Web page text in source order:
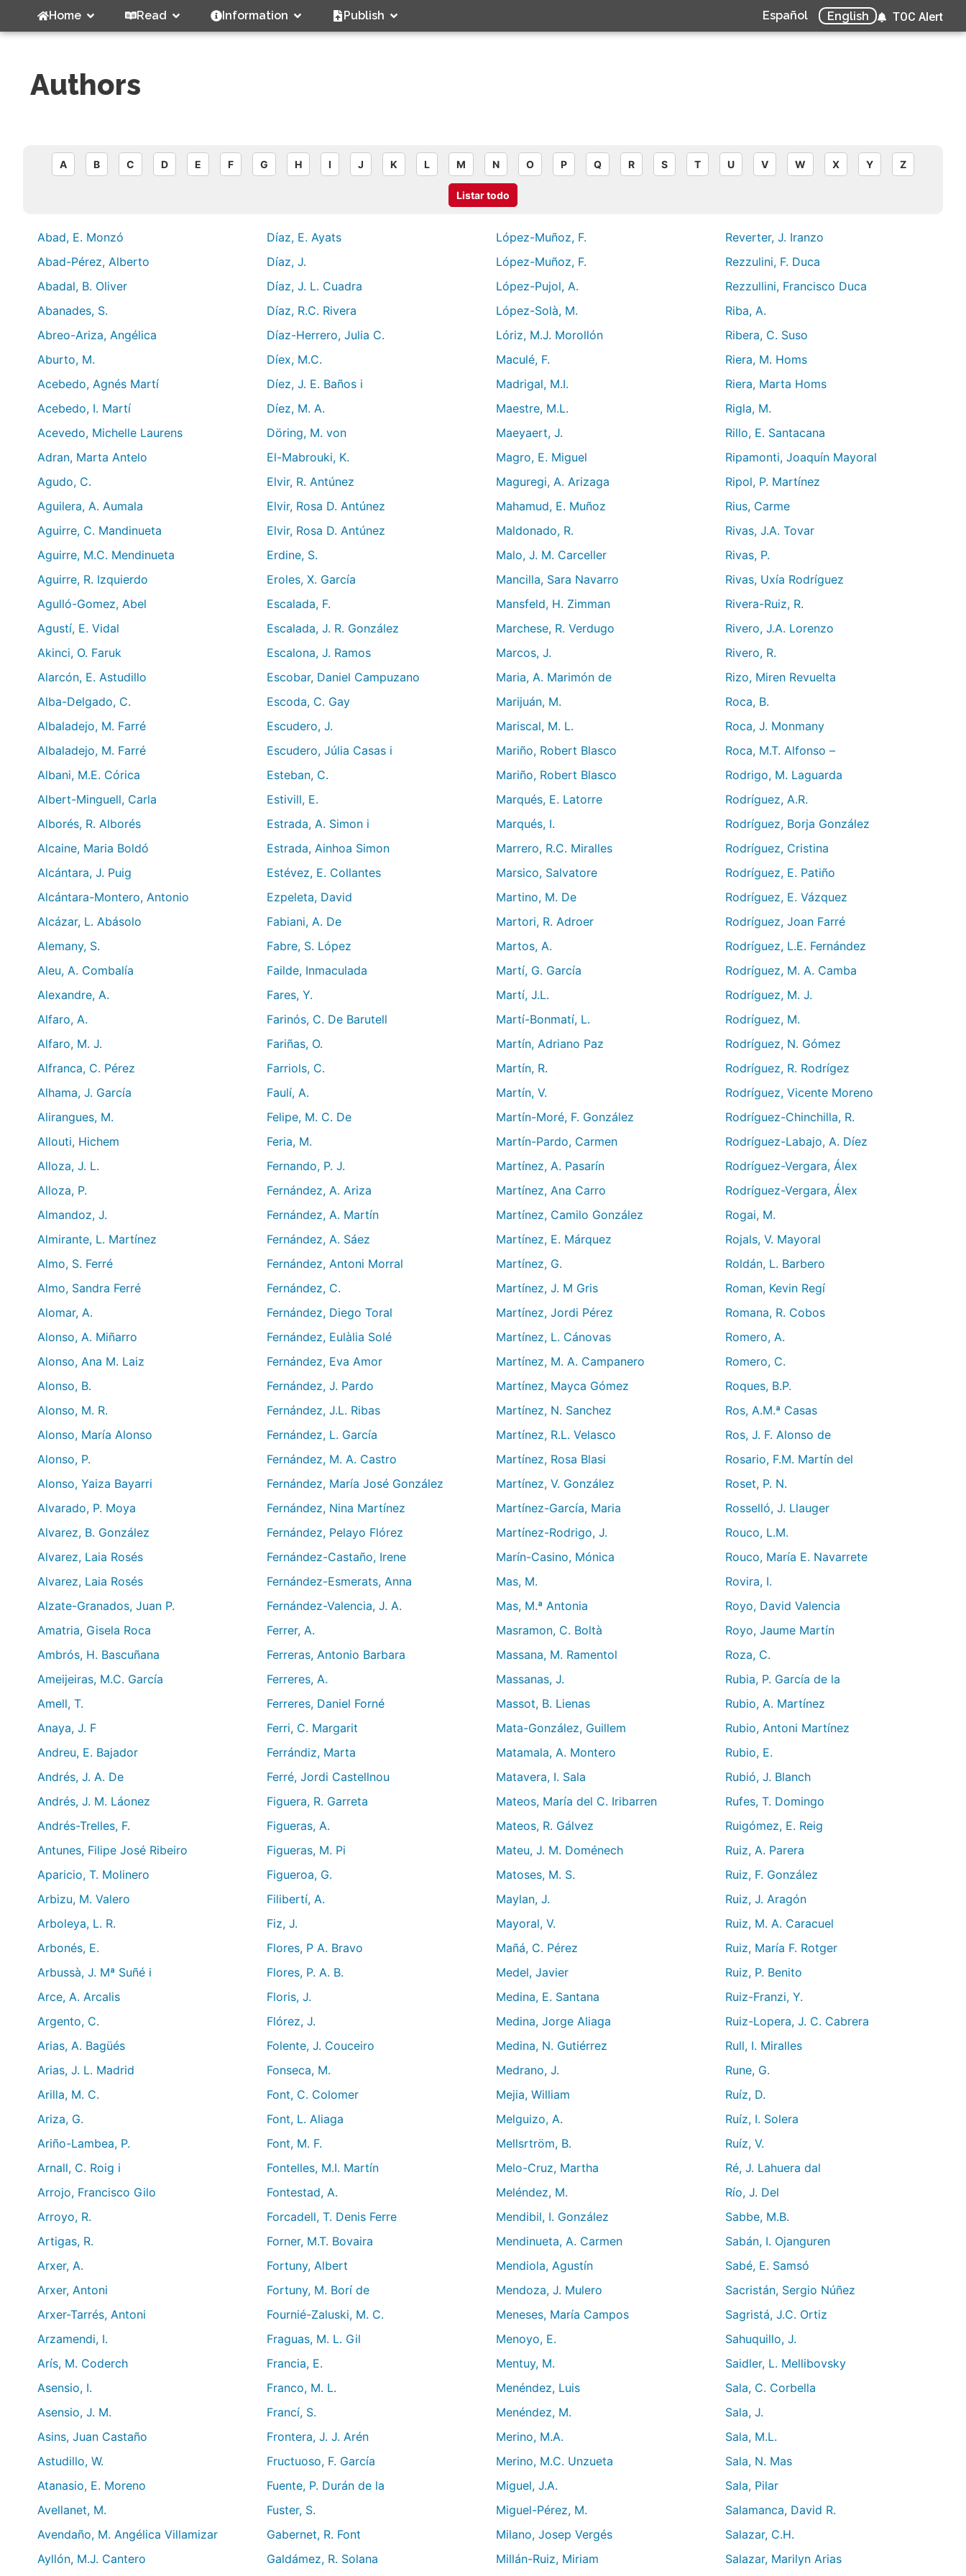
Home Read Information Publish Español English TOC Alert
Authors
A B C D E F G H I J K L M N O P Q R S T U V W X Y Z
Listar todo
Abad, E. Monzó
Abad-Pérez, Alberto
Abadal, B. Oliver
Abanades, S.
Abreo-Ariza, Angélica
Aburto, M.
Acebedo, Agnés Martí
Acebedo, I. Martí
Acevedo, Michelle Laurens
Adran, Marta Antelo
Agudo, C.
Aguilera, A. Aumala
Aguirre, C. Mandinueta
Aguirre, M.C. Mendinueta
Aguirre, R. Izquierdo
Agulló-Gomez, Abel
Agustí, E. Vidal
Akinci, O. Faruk
Alarcón, E. Astudillo
Alba-Delgado, C.
Albaladejo, M. Farré
Albaladejo, M. Farré
Albani, M.E. Córica
Albert-Minguell, Carla
Alborés, R. Alborés
Alcaine, Maria Boldó
Alcántara, J. Puig
Alcántara-Montero, Antonio
Alcázar, L. Abásolo
Alemany, S.
Aleu, A. Combalía
Alexandre, A.
Alfaro, A.
Alfaro, M. J.
Alfranca, C. Pérez
Alhama, J. García
Alirangues, M.
Allouti, Hichem
Alloza, J. L.
Alloza, P.
Almandoz, J.
Almirante, L. Martínez
Almo, S. Ferré
Almo, Sandra Ferré
Alomar, A.
Alonso, A. Miñarro
Alonso, Ana M. Laiz
Alonso, B.
Alonso, M. R.
Alonso, María Alonso
Alonso, P.
Alonso, Yaiza Bayarri
Alvarado, P. Moya
Alvarez, B. González
Alvarez, Laia Rosés
Alvarez, Laia Rosés
Alzate-Granados, Juan P.
Amatria, Gisela Roca
Ambrós, H. Bascuñana
Ameijeiras, M.C. García
Amell, T.
Anaya, J. F
Andreu, E. Bajador
Andrés, J. A. De
Andrés, J. M. Láonez
Andrés-Trelles, F.
Antunes, Filipe José Ribeiro
Aparicio, T. Molinero
Arbizu, M. Valero
Arboleya, L. R.
Arbonés, E.
Arbussà, J. Mª Suñé i
Arce, A. Arcalis
Argento, C.
Arias, A. Bagüés
Arias, J. L. Madrid
Arilla, M. C.
Ariza, G.
Ariño-Lambea, P.
Arnall, C. Roig i
Arrojo, Francisco Gilo
Arroyo, R.
Artigas, R.
Arxer, A.
Arxer, Antoni
Arxer-Tarrés, Antoni
Arzamendi, I.
Arís, M. Coderch
Asensio, I.
Asensio, J. M.
Asins, Juan Castaño
Astudillo, W.
Atanasio, E. Moreno
Avellanet, M.
Avendaño, M. Angélica Villamizar
Ayllón, M.J. Cantero
Díaz, E. Ayats
Díaz, J.
Díaz, J. L. Cuadra
Díaz, R.C. Rivera
Díaz-Herrero, Julia C.
Díex, M.C.
Díez, J. E. Baños i
Díez, M. A.
Döring, M. von
El-Mabrouki, K.
Elvir, R. Antúnez
Elvir, Rosa D. Antúnez
Elvir, Rosa D. Antúnez
Erdine, S.
Eroles, X. García
Escalada, F.
Escalada, J. R. González
Escalona, J. Ramos
Escobar, Daniel Campuzano
Escoda, C. Gay
Escudero, J.
Escudero, Júlia Casas i
Esteban, C.
Estivill, E.
Estrada, A. Simon i
Estrada, Ainhoa Simon
Estévez, E. Collantes
Ezpeleta, David
Fabiani, A. De
Fabre, S. López
Failde, Inmaculada
Fares, Y.
Farinós, C. De Barutell
Fariñas, O.
Farriols, C.
Faulí, A.
Felipe, M. C. De
Feria, M.
Fernando, P. J.
Fernández, A. Ariza
Fernández, A. Martín
Fernández, A. Sáez
Fernández, Antoni Morral
Fernández, C.
Fernández, Diego Toral
Fernández, Eulàlia Solé
Fernández, Eva Amor
Fernández, J. Pardo
Fernández, J.L. Ribas
Fernández, L. García
Fernández, M. A. Castro
Fernández, María José González
Fernández, Nina Martínez
Fernández, Pelayo Flórez
Fernández-Castaño, Irene
Fernández-Esmerats, Anna
Fernández-Valencia, J. A.
Ferrer, A.
Ferreras, Antonio Barbara
Ferreres, A.
Ferreres, Daniel Forné
Ferri, C. Margarit
Ferrándiz, Marta
Ferré, Jordi Castellnou
Figuera, R. Garreta
Figueras, A.
Figueras, M. Pi
Figueroa, G.
Filibertí, A.
Fiz, J.
Flores, P A. Bravo
Flores, P. A. B.
Floris, J.
Flórez, J.
Folente, J. Couceiro
Fonseca, M.
Font, C. Colomer
Font, L. Aliaga
Font, M. F.
Fontelles, M.I. Martín
Fontestad, A.
Forcadell, T. Denis Ferre
Forner, M.T. Bovaira
Fortuny, Albert
Fortuny, M. Borí de
Fournié-Zaluski, M. C.
Fraguas, M. L. Gil
Francia, E.
Franco, M. L.
Francí, S.
Frontera, J. J. Arén
Fructuoso, F. García
Fuente, P. Durán de la
Fuster, S.
Gabernet, R. Font
Galdámez, R. Solana
López-Muñoz, F.
López-Muñoz, F.
López-Pujol, A.
López-Solà, M.
Lóriz, M.J. Morollón
Maculé, F.
Madrigal, M.I.
Maestre, M.L.
Maeyaert, J.
Magro, E. Miguel
Maguregi, A. Arizaga
Mahamud, E. Muñoz
Maldonado, R.
Malo, J. M. Carceller
Mancilla, Sara Navarro
Mansfeld, H. Zimman
Marchese, R. Verdugo
Marcos, J.
Maria, A. Marimón de
Marijuán, M.
Mariscal, M. L.
Mariño, Robert Blasco
Mariño, Robert Blasco
Marqués, E. Latorre
Marqués, I.
Marrero, R.C. Miralles
Marsico, Salvatore
Martino, M. De
Martori, R. Adroer
Martos, A.
Martí, G. García
Martí, J.L.
Martí-Bonmatí, L.
Martín, Adriano Paz
Martín, R.
Martín, V.
Martín-Moré, F. González
Martín-Pardo, Carmen
Martínez, A. Pasarín
Martínez, Ana Carro
Martínez, Camilo González
Martínez, E. Márquez
Martínez, G.
Martínez, J. M Gris
Martínez, Jordi Pérez
Martínez, L. Cánovas
Martínez, M. A. Campanero
Martínez, Mayca Gómez
Martínez, N. Sanchez
Martínez, R.L. Velasco
Martínez, Rosa Blasi
Martínez, V. González
Martínez-García, Maria
Martínez-Rodrigo, J.
Marín-Casino, Mónica
Mas, M.
Mas, M.ª Antonia
Masramon, C. Boltà
Massana, M. Ramentol
Massanas, J.
Massot, B. Lienas
Mata-González, Guillem
Matamala, A. Montero
Matavera, I. Sala
Mateos, María del C. Iribarren
Mateos, R. Gálvez
Mateu, J. M. Doménech
Matoses, M. S.
Maylan, J.
Mayoral, V.
Mañá, C. Pérez
Medel, Javier
Medina, E. Santana
Medina, Jorge Aliaga
Medina, N. Gutiérrez
Medrano, J.
Mejia, William
Melguizo, A.
Mellsrtröm, B.
Melo-Cruz, Martha
Meléndez, M.
Mendibil, I. González
Mendinueta, A. Carmen
Mendiola, Agustín
Mendoza, J. Mulero
Meneses, María Campos
Menoyo, E.
Mentuy, M.
Menéndez, Luis
Menéndez, M.
Merino, M.A.
Merino, M.C. Unzueta
Miguel, J.A.
Miguel-Pérez, M.
Milano, Josep Vergés
Millán-Ruiz, Miriam
Reverter, J. Iranzo
Rezzulini, F. Duca
Rezzullini, Francisco Duca
Riba, A.
Ribera, C. Suso
Riera, M. Homs
Riera, Marta Homs
Rigla, M.
Rillo, E. Santacana
Ripamonti, Joaquín Mayoral
Ripol, P. Martínez
Rius, Carme
Rivas, J.A. Tovar
Rivas, P.
Rivas, Uxía Rodríguez
Rivera-Ruiz, R.
Rivero, J.A. Lorenzo
Rivero, R.
Rizo, Miren Revuelta
Roca, B.
Roca, J. Monmany
Roca, M.T. Alfonso –
Rodrigo, M. Laguarda
Rodríguez, A.R.
Rodríguez, Borja González
Rodríguez, Cristina
Rodríguez, E. Patiño
Rodríguez, E. Vázquez
Rodríguez, Joan Farré
Rodríguez, L.E. Fernández
Rodríguez, M. A. Camba
Rodríguez, M. J.
Rodríguez, M.
Rodríguez, N. Gómez
Rodríguez, R. Rodrígez
Rodríguez, Vicente Moreno
Rodríguez-Chinchilla, R.
Rodríguez-Labajo, A. Díez
Rodríguez-Vergara, Álex
Rodríguez-Vergara, Álex
Rogai, M.
Rojals, V. Mayoral
Roldán, L. Barbero
Roman, Kevin Regí
Romana, R. Cobos
Romero, A.
Romero, C.
Roques, B.P.
Ros, A.M.ª Casas
Ros, J. F. Alonso de
Rosario, F.M. Martín del
Roset, P. N.
Rosselló, J. Llauger
Rouco, L.M.
Rouco, María E. Navarrete
Rovira, I.
Royo, David Valencia
Royo, Jaume Martín
Roza, C.
Rubia, P. García de la
Rubio, A. Martínez
Rubio, Antoni Martínez
Rubio, E.
Rubió, J. Blanch
Rufes, T. Domingo
Ruigómez, E. Reig
Ruiz, A. Parera
Ruiz, F. González
Ruiz, J. Aragón
Ruiz, M. A. Caracuel
Ruiz, María F. Rotger
Ruiz, P. Benito
Ruiz-Franzi, Y.
Ruiz-Lopera, J. C. Cabrera
Rull, I. Miralles
Rune, G.
Ruíz, D.
Ruíz, I. Solera
Ruíz, V.
Ré, J. Lahuera dal
Río, J. Del
Sabbe, M.B.
Sabán, I. Ojanguren
Sabé, E. Samsó
Sacristán, Sergio Núñez
Sagristá, J.C. Ortiz
Sahuquillo, J.
Saidler, L. Mellibovsky
Sala, C. Corbella
Sala, J.
Sala, M.L.
Sala, N. Mas
Sala, Pilar
Salamanca, David R.
Salazar, C.H.
Salazar, Marilyn Arias